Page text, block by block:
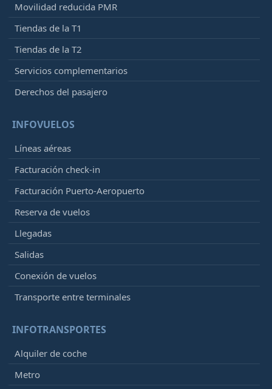
Movilidad reducida PMR
Tiendas de la T1
Tiendas de la T2
Servicios complementarios
Derechos del pasajero
INFOVUELOS
Líneas aéreas
Facturación check-in
Facturación Puerto-Aeropuerto
Reserva de vuelos
Llegadas
Salidas
Conexión de vuelos
Transporte entre terminales
INFOTRANSPORTES
Alquiler de coche
Metro